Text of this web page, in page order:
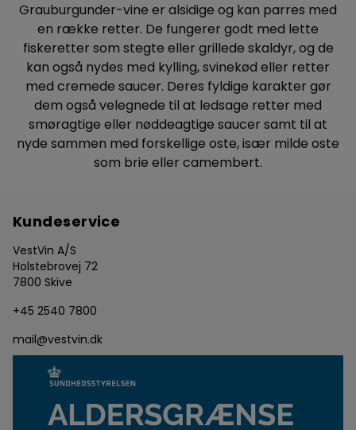
Grauburgunder-vine er alsidige og kan parres med
en række retter. De fungerer godt med lette
fiskeretter som stegte eller grillede skaldyr, og de
kan også nydes med kylling, svinekød eller retter
med cremede saucer. Deres fyldige karakter gør
dem også velegnede til at ledsage retter med
smøragtige eller nøddeagtige saucer samt til at
nyde sammen med forskellige oste, især milde oste
som brie eller camembert.
Kundeservice
VestVin A/S
Holstebrovej 72
7800 Skive
+45 2540 7800
mail@vestvin.dk